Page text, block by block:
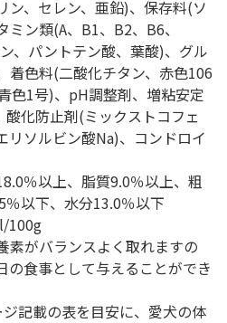
ン、セレン、亜鉛)、保存料(ソ
ン類(A、B1、B2、B6、
、パントテン酸、葉酸)、グル
着色料(二酸化チタン、赤色106
色1号)、pH調整剤、増粘安定
化防止剤(ミックストコフェ
リソルビン酸Na)、コンドロイ
％以上、脂質9.0％以上、粗
以下、水分13.0％以下
100g
素がバランスよく取れますの
の食事として与えることができ
記載の表を目安に、愛犬の体